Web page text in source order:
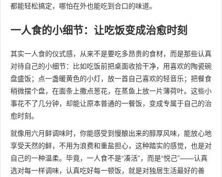
都能轻松搞定，哪怕在外也能吃到合口的味道。
一人食的小细节：让吃饭变成治愈时刻
其实一人食的仪式感，从来不是要吃多昂贵的食材，而是那些认真
对待自己的小细节：比如吃饭前把桌面收拾干净，用喜欢的陶瓷碗
盘盛饭；点一盏暖黄色的小灯，放一首自己喜欢的轻音乐；把餐食
稍微摆个盘，在面条上撒点葱花，在蒸鱼上放一片薄荷叶。这些小
事花不了几分钟，却能让原本普通的一餐饭，变成专属于自己的治
愈时刻。
就像用六月鲜调味时，你能感受到慢酿出来的醇厚风味，能放心地
享受天然的鲜，不用为浪费和重盐担心，这种踏实的感觉，也是对
自己的一种温柔。毕竟，一人食不是“凑活”，而是“悦己”——认真
选对每一样调味，认真吃好每一顿饭，就是对独居生活最好的善